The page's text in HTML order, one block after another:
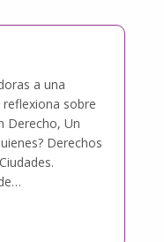
a una
reflexiona sobre
Derecho, Un
Derechos